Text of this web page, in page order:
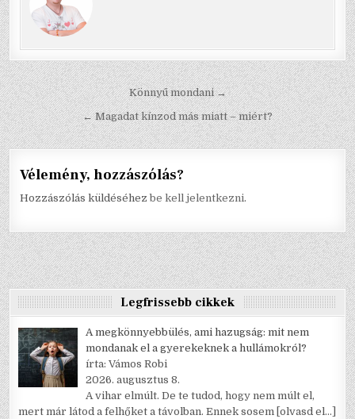
Bejegyzés
navigáció
Könnyű mondani →
← Magadat kínzod más miatt – miért?
Vélemény, hozzászólás?
Hozzászólás küldéséhezbe kell jelentkezni.
Legfrissebb cikkek
A megkönnyebbülés, ami hazugság: mit nem
mondanak el a gyerekeknek a hullámokról?
írta: Vámos Robi
2026. augusztus 8.
A vihar elmúlt. De te tudod, hogy nem múlt el,
mert már látod a felhőket a távolban. Ennek sosem [olvasd el…]